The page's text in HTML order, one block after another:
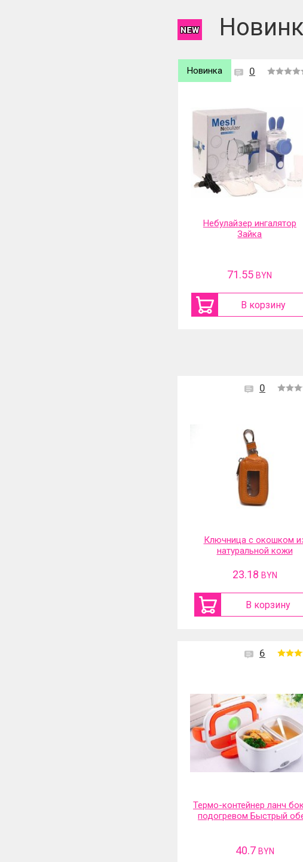
0
Новинка
Небулайзер ингалятор
Зайка
71.55BYN
В корзину
0
Ключница с окошком
натуральной кожи
23.18 BYN
В корзину
6
Термо-контейнер ланч
подогревом Быстрый
40.7 BYN